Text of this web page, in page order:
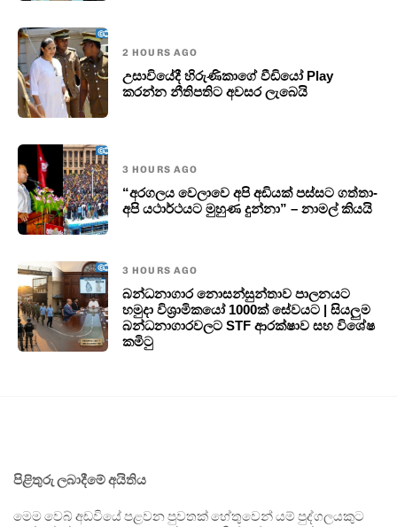
2 HOURS AGO
උසාවියේදී හිරුණිකාගේ වීඩියෝ Play
කරන්න නීතිපතිට අවසර ලැබෙයි
3 HOURS AGO
“අරගලය වෙලාවෙ අපි අඩියක් පස්සට ගත්තා-
අපි යථාර්ථයට මුහුණ දුන්නා” – නාමල් කියයි
3 HOURS AGO
බන්ධනාගාර නොසන්සුන්තාව පාලනයට
හමුදා විශ්‍රාමිකයෝ 1000ක් සේවයට | සියලුම
බන්ධනාගාරවලට STF ආරක්ෂාව සහ විශේෂ
කමිටු
පිළිතුරු ලබාදීමේ අයිතිය
මෙම වෙබ් අඩවියේ පළවන පුවතක් හේතුවෙන් යම් පුද්ගලයකුට